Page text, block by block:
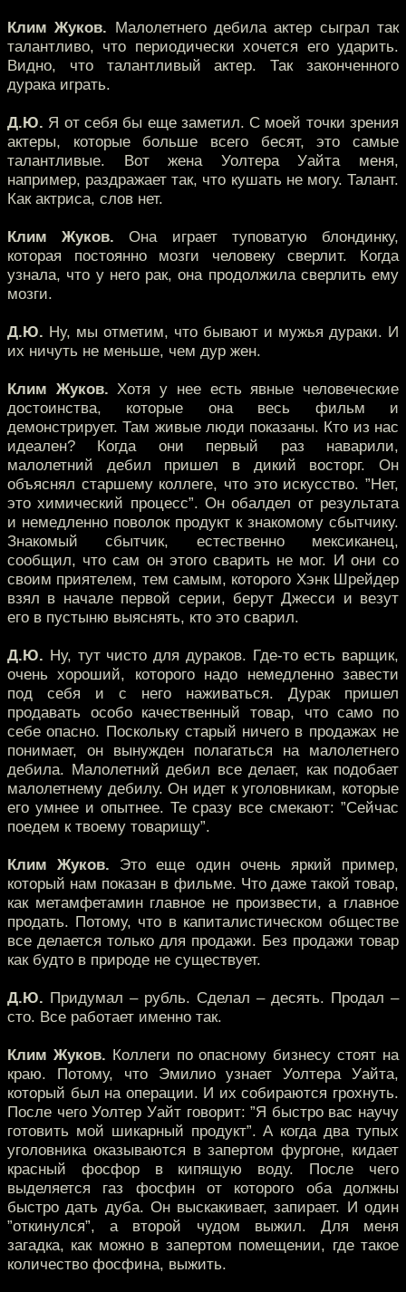
Клим Жуков. Малолетнего дебила актер сыграл так
талантливо, что периодически хочется его ударить.
Видно, что талантливый актер. Так законченного
дурака играть.
Д.Ю. Я от себя бы еще заметил. С моей точки зрения
актеры, которые больше всего бесят, это самые
талантливые. Вот жена Уолтера Уайта меня,
например, раздражает так, что кушать не могу. Талант.
Как актриса, слов нет.
Клим Жуков. Она играет туповатую блондинку,
которая постоянно мозги человеку сверлит. Когда
узнала, что у него рак, она продолжила сверлить ему
мозги.
Д.Ю. Ну, мы отметим, что бывают и мужья дураки. И
их ничуть не меньше, чем дур жен.
Клим Жуков. Хотя у нее есть явные человеческие
достоинства, которые она весь фильм и
демонстрирует. Там живые люди показаны. Кто из нас
идеален? Когда они первый раз наварили,
малолетний дебил пришел в дикий восторг. Он
объяснял старшему коллеге, что это искусство. ”Нет,
это химический процесс”. Он обалдел от результата
и немедленно поволок продукт к знакомому сбытчику.
Знакомый сбытчик, естественно мексиканец,
сообщил, что сам он этого сварить не мог. И они со
своим приятелем, тем самым, которого Хэнк Шрейдер
взял в начале первой серии, берут Джесси и везут
его в пустыню выяснять, кто это сварил.
Д.Ю. Ну, тут чисто для дураков. Где-то есть варщик,
очень хороший, которого надо немедленно завести
под себя и с него наживаться. Дурак пришел
продавать особо качественный товар, что само по
себе опасно. Поскольку старый ничего в продажах не
понимает, он вынужден полагаться на малолетнего
дебила. Малолетний дебил все делает, как подобает
малолетнему дебилу. Он идет к уголовникам, которые
его умнее и опытнее. Те сразу все смекают: ”Сейчас
поедем к твоему товарищу”.
Клим Жуков. Это еще один очень яркий пример,
который нам показан в фильме. Что даже такой товар,
как метамфетамин главное не произвести, а главное
продать. Потому, что в капиталистическом обществе
все делается только для продажи. Без продажи товар
как будто в природе не существует.
Д.Ю. Придумал – рубль. Сделал – десять. Продал –
сто. Все работает именно так.
Клим Жуков. Коллеги по опасному бизнесу стоят на
краю. Потому, что Эмилио узнает Уолтера Уайта,
который был на операции. И их собираются грохнуть.
После чего Уолтер Уайт говорит: ”Я быстро вас научу
готовить мой шикарный продукт”. А когда два тупых
уголовника оказываются в запертом фургоне, кидает
красный фосфор в кипящую воду. После чего
выделяется газ фосфин от которого оба должны
быстро дать дуба. Он выскакивает, запирает. И один
”откинулся”, а второй чудом выжил. Для меня
загадка, как можно в запертом помещении, где такое
количество фосфина, выжить.